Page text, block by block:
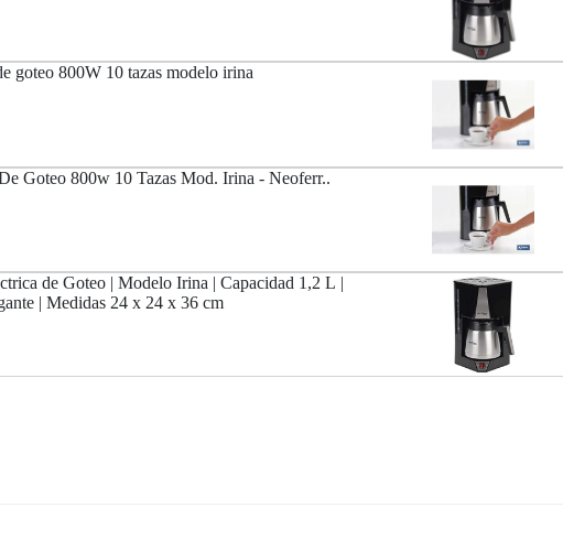
goteo 800W 10 tazas modelo irina
Goteo 800w 10 Tazas Mod. Irina - Neoferr..
de Goteo | Modelo Irina | Capacidad 1,2 L |
| Medidas 24 x 24 x 36 cm